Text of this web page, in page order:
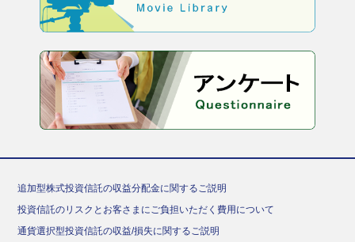
追加型株式投資信託の収益分配金に関するご説明
投資信託のリスクとお客さまにご負担いただく費用について
通貨選択型投資信託の収益/損失に関するご説明